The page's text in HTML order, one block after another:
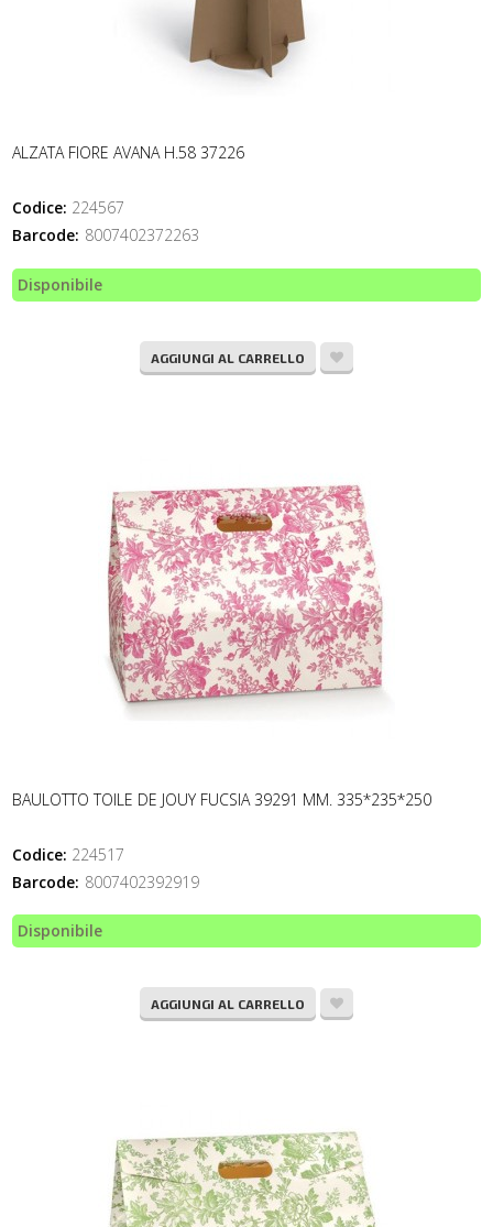
ALZATA FIORE AVANA H.58 37226
Codice: 224567
Barcode: 8007402372263
Disponibile
AGGIUNGI AL CARRELLO
BAULOTTO TOILE DE JOUY FUCSIA 39291 MM. 335*235*250
Codice: 224517
Barcode: 8007402392919
Disponibile
AGGIUNGI AL CARRELLO